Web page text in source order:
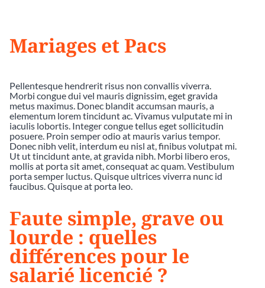
Mariages et Pacs
Pellentesque hendrerit risus non convallis viverra.
Morbi congue dui vel mauris dignissim, eget gravida
metus maximus. Donec blandit accumsan mauris, a
elementum lorem tincidunt ac. Vivamus vulputate mi in
iaculis lobortis. Integer congue tellus eget sollicitudin
posuere. Proin semper odio at mauris varius tempor.
Donec nibh velit, interdum eu nisl at, finibus volutpat mi.
Ut ut tincidunt ante, at gravida nibh. Morbi libero eros,
mollis at porta sit amet, consequat ac quam. Vestibulum
porta semper luctus. Quisque ultrices viverra nunc id
faucibus. Quisque at porta leo.
Faute simple, grave ou
lourde : quelles
différences pour le
salarié licencié ?